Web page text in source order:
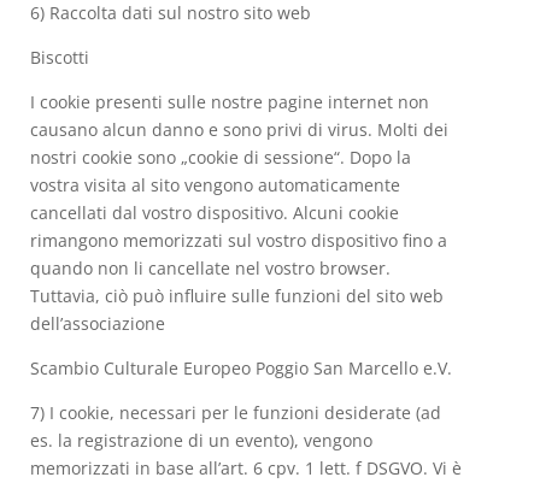
6) Raccolta dati sul nostro sito web
Biscotti
I cookie presenti sulle nostre pagine internet non
causano alcun danno e sono privi di virus. Molti dei
nostri cookie sono „cookie di sessione“. Dopo la
vostra visita al sito vengono automaticamente
cancellati dal vostro dispositivo. Alcuni cookie
rimangono memorizzati sul vostro dispositivo fino a
quando non li cancellate nel vostro browser.
Tuttavia, ciò può influire sulle funzioni del sito web
dell’associazione
Scambio Culturale Europeo Poggio San Marcello e.V.
7) I cookie, necessari per le funzioni desiderate (ad
es. la registrazione di un evento), vengono
memorizzati in base all’art. 6 cpv. 1 lett. f DSGVO. Vi è